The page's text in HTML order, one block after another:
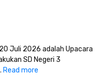
Juli 2026 adalah Upacara
SD Negeri 3
Read more